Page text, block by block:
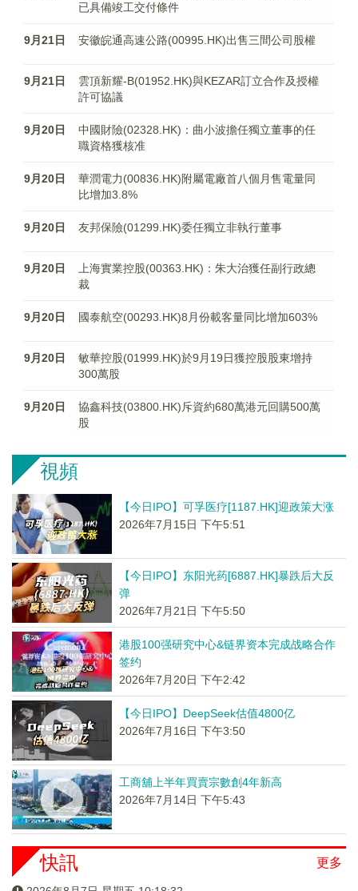
已具備竣工交付條件
9月21日 安徽皖通高速公路(00995.HK)出售三間公司股權
9月21日
雲頂新耀-B(01952.HK)與KEZAR訂立合作及授權
許可協議
9月20日
中國財險(02328.HK)：曲小波擔任獨立董事的任
職資格獲核准
9月20日
華潤電力(00836.HK)附屬電廠首八個月售電量同
比增加3.8%
9月20日 友邦保險(01299.HK)委任獨立非執行董事
9月20日
上海實業控股(00363.HK)：朱大治獲任副行政總
裁
9月20日 國泰航空(00293.HK)8月份載客量同比增加603%
9月20日
敏華控股(01999.HK)於9月19日獲控股股東增持
300萬股
9月20日
協鑫科技(03800.HK)斥資約680萬港元回購500萬
股
視頻
【今日IPO】可孚医疗[1187.HK]迎政策大涨
2026年7月15日 下午5:51
【今日IPO】东阳光药[6887.HK]暴跌后大反
弹
2026年7月21日 下午5:50
港股100强研究中心&链界资本完成战略合作
签约
2026年7月20日 下午2:42
【今日IPO】DeepSeek估值4800亿
2026年7月16日 下午3:50
工商舖上半年買賣宗數創4年新高
2026年7月14日 下午5:43
更多
快訊